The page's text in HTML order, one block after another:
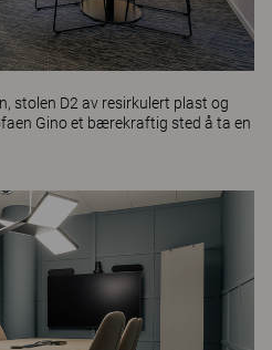
, stolen D2 av resirkulert plast og
Ginoet bærekraftig sted å ta en